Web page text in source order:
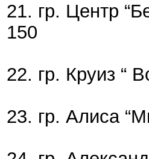
21. гр. Центр
150
22. гр. Круиз “
23. гр. Алиса